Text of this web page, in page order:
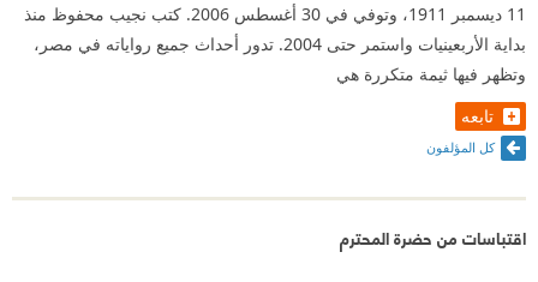
11 ديسمبر 1911، وتوفي في 30 أغسطس 2006. كتب نجيب محفوظ منذ
بداية الأربعينيات واستمر حتى 2004. تدور أحداث جميع رواياته في مصر،
وتظهر فيها ثيمة متكررة هي
تابعه
كل المؤلفون
اقتباسات من حضرة المحترم